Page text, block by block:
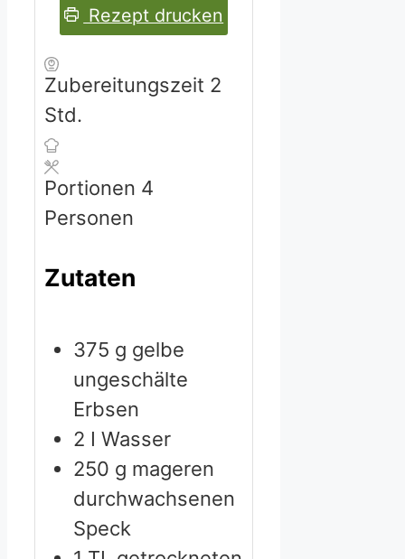
Rezept drucken
Zubereitungszeit 2
Std.
Portionen 4
Personen
Zutaten
375 g gelbe
ungeschälte
Erbsen
2 I Wasser
250 g mageren
durchwachsenen
Speck